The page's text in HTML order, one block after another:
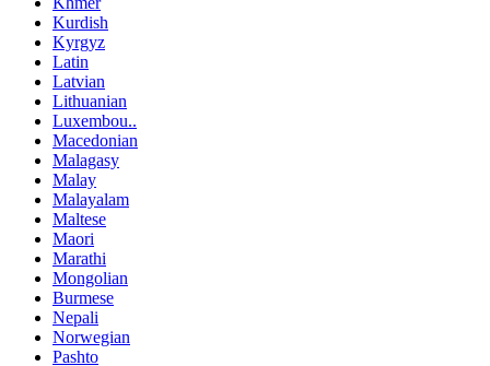
Kurdish
Kyrgyz
Latin
Latvian
Lithuanian
Luxembou..
Macedonian
Malagasy
Malay
Malayalam
Maltese
Maori
Marathi
Mongolian
Burmese
Nepali
Norwegian
Pashto